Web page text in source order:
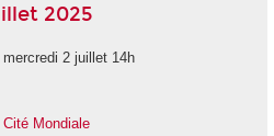
2025
2 juillet 14h
Mondiale